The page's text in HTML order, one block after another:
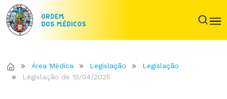
Área Médica Legislação
Legislação
Legislação de 15/04/2025